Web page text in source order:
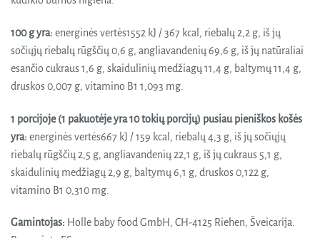
100 g yra: energinės vertės1552 kJ / 367 kcal, riebalų 2,2 g, iš jų
sočiųjų riebalų rūgščių 0,6 g, angliavandenių 69,6 g, iš jų natūraliai
esančio cukraus 1,6 g, skaidulinių medžiagų 11,4 g, baltymų 11,4 g,
druskos 0,007 g, vitamino B1 1,093 mg.
1 porcijoje (1 pakuotėje yra 10 tokių porcijų) pusiau pieniškos košės
yra: energinės vertės667 kJ / 159 kcal, riebalų 4,3 g, iš jų sočiųjų
riebalų rūgščių 2,5 g, angliavandenių 22,1 g, iš jų cukraus 5,1 g,
skaidulinių medžiagų 2,9 g, baltymų 6,1 g, druskos 0,122 g,
vitamino B1 0,310 mg.
Gamintojas: Holle baby food GmbH, CH-4125 Riehen, Šveicarija.